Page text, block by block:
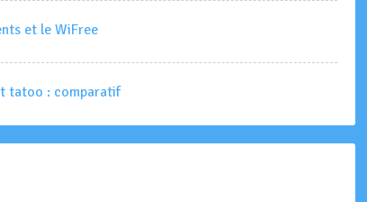
et le WiFree
tatoo : comparatif